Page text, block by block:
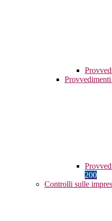
200
Controlli sulle